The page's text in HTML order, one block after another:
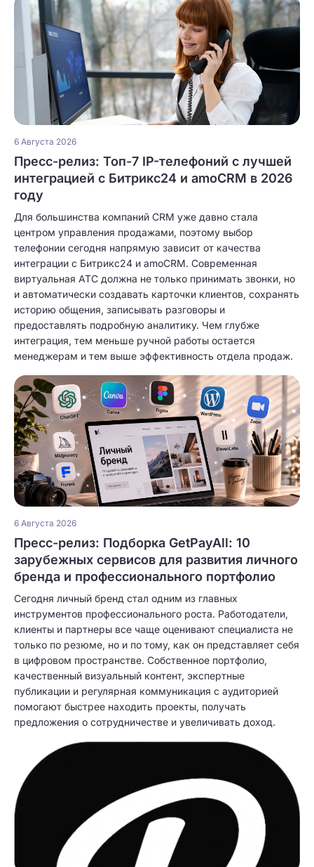
6 Августа 2026
Пресс-релиз: Топ-7 IP-телефоний с лучшей
интеграцией с Битрикс24 и amoCRM в 2026
году
Для большинства компаний CRM уже давно стала
центром управления продажами, поэтому выбор
телефонии сегодня напрямую зависит от качества
интеграции с Битрикс24 и amoCRM. Современная
виртуальная АТС должна не только принимать звонки, но
и автоматически создавать карточки клиентов, сохранять
историю общения, записывать разговоры и
предоставлять подробную аналитику. Чем глубже
интеграция, тем меньше ручной работы остается
менеджерам и тем выше эффективность отдела продаж.
6 Августа 2026
Пресс-релиз: Подборка GetPayAll: 10
зарубежных сервисов для развития личного
бренда и профессионального портфолио
Сегодня личный бренд стал одним из главных
инструментов профессионального роста. Работодатели,
клиенты и партнеры все чаще оценивают специалиста не
только по резюме, но и по тому, как он представляет себя
в цифровом пространстве. Собственное портфолио,
качественный визуальный контент, экспертные
публикации и регулярная коммуникация с аудиторией
помогают быстрее находить проекты, получать
предложения о сотрудничестве и увеличивать доход.